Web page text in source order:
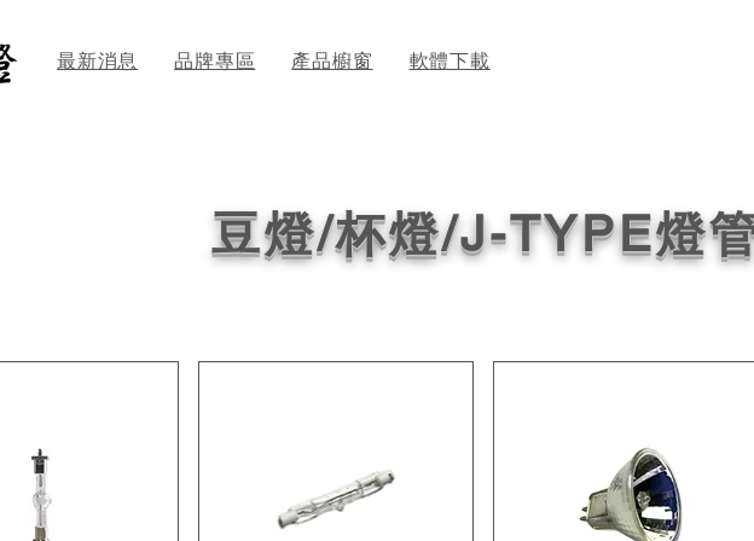
最新消息 品牌專區 產品櫥窗 軟體下載
豆燈/杯燈/J-TYPE燈